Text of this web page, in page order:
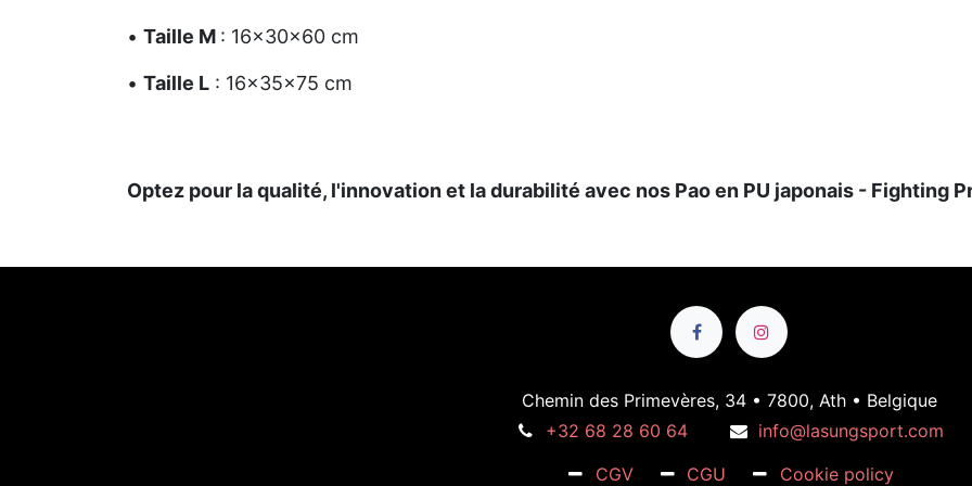
• Taille M : 16x30x60 cm
• Taille L : 16x35x75 cm
Optez pour la qualité, l'innovation et la durabilité avec nos Pao en PU japonais - Fighting
Chemin des Primevères, 34 • 7800, Ath • Belgique
+32 68 28 60 64
info@lasungsport.com
CGV
CGU Cookie policy